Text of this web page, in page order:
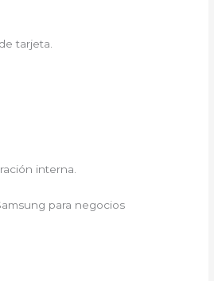
tarjeta.
interna.
para negocios